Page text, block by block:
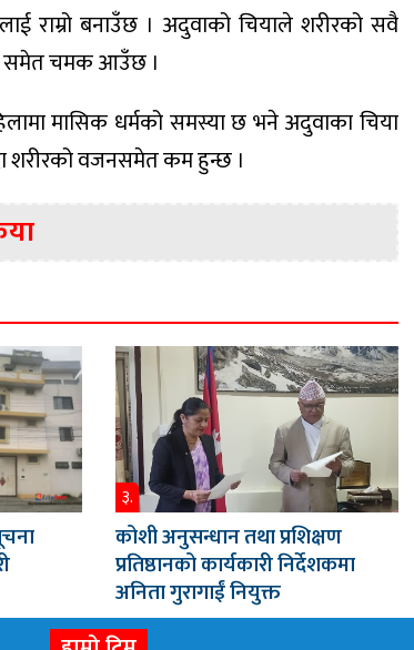
राम्रो बनाउँछ । अदुवाको चियाले शरीरको सवै
समेत चमक आउँछ ।
मासिक धर्मको समस्या छ भने अदुवाका चिया
शरीरको वजनसमेत कम हुन्छ ।
३.
कोशी अनुसन्धान तथा प्रशिक्षण
प्रतिष्ठानको कार्यकारी निर्देशकमा
अनिता गुरागाईं नियुक्त